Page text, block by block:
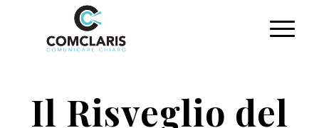
Il Risveglio del